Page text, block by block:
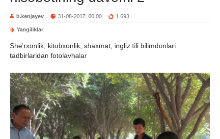
b.kenjayev 31-08-2017, 00:00 1 693
Yangiliklar
She'rxonlik, kitobxonlik, shaxmat, ingliz tili bilimdonlari
tadbirlaridan fotolavhalar